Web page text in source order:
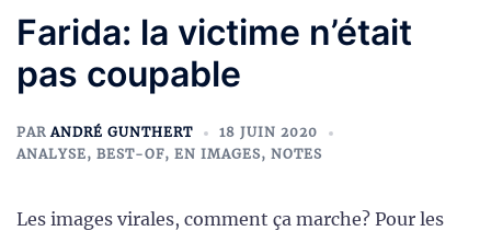
Farida: la victime n’était
pas coupable
PARANDRÉ GUNTHERT
18 JUIN 2020
ANALYSE, BEST-OF, EN IMAGES, NOTES
Les images virales, comment ça marche? Pour les